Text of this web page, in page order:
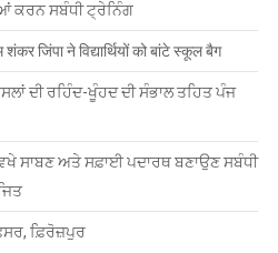
ਕਰਨ ਸਬੰਧੀ ਟ੍ਰੇਨਿੰਗ
जिंपा ने विद्यार्थियों को बांटे स्कूल बैग
ਦੀ ਰਹਿੰਦ-ਖੂੰਹਦ ਦੀ ਸੰਭਾਲ ਤਹਿਤ ਪੰਜ
ਸਾਬਣ ਅਤੇ ਸਫ਼ਾਈ ਪਦਾਰਥ ਬਣਾਉਣ ਸਬੰਧੀ
ਫ਼ਿਰੋਜ਼ਪੁਰ